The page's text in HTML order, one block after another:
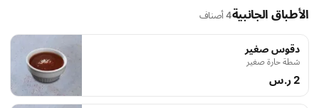
الأطباق الجانبية4 أصناف
دقوس صغير
شطة حارة صغير
2 ر.س